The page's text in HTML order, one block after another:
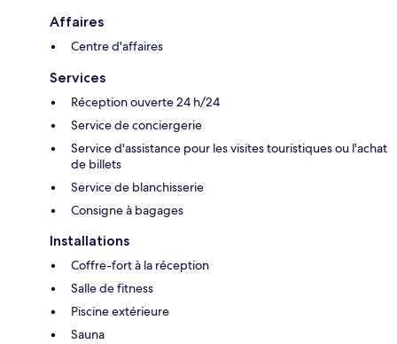
Affaires
Centre d'affaires
Services
Réception ouverte 24 h/24
Service de conciergerie
Service d'assistance pour les visites touristiques ou l'achat
de billets
Service de blanchisserie
Consigne à bagages
Installations
Coffre-fort à la réception
Salle de fitness
Piscine extérieure
Sauna